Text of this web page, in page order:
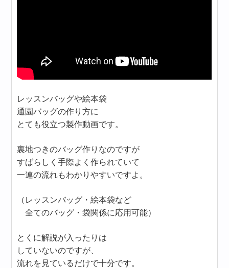
レッスンバッグや絵本袋
通園バッグの作り方に
とても役立つ製作動画です。
裏地つきのバッグ作りなのですが
すばらしく手際よく作られていて
一連の流れもわかりやすいですよ。
（レッスンバッグ・絵本袋など
全てのバッグ・袋関係に応用可能）
とくに解説が入ったりは
していないのですが、
流れを見ているだけで十分です。